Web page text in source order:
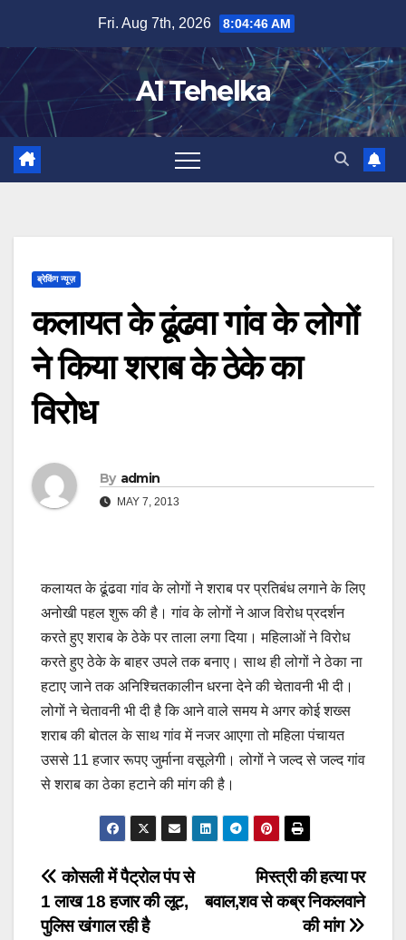
content
Fri. Aug 7th, 2026 8:04:47 AM
A1 Tehelka
ब्रेकिंग न्यूज़
कलायत के ढूंढवा गांव के लोगों
ने किया शराब के ठेके का
विरोध
By admin
MAY 7, 2013
कलायत के ढूंढवा गांव के लोगों ने शराब पर प्रतिबंध लगाने के लिए
अनोखी पहल शुरू की है। गांव के लोगों ने आज विरोध प्रदर्शन
करते हुए शराब के ठेके पर ताला लगा दिया। महिलाओं ने विरोध
करते हुए ठेके के बाहर उपले तक बनाए। साथ ही लोगों ने ठेका ना
हटाए जाने तक अनिश्चितकालीन धरना देने की चेतावनी भी दी।
लोगों ने चेतावनी भी दी है कि आने वाले समय मे अगर कोई शख्स
शराब की बोतल के साथ गांव में नजर आएगा तो महिला पंचायत
उससे 11 हजार रूपए जुर्माना वसूलेगी। लोगों ने जल्द से जल्द गांव
से शराब का ठेका हटाने की मांग की है।
Post
navigation
मिस्त्री की हत्या पर
बवाल,शव से कब्र निकलवाने
की मांग
कोसली में पैट्रोल पंप से
1 लाख 18 हजार की लूट,
पुलिस खंगाल रही है